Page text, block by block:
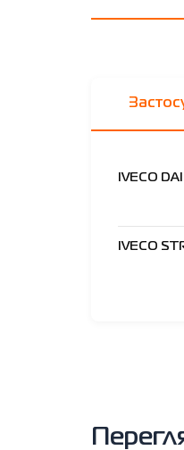
IVECO
IVECO